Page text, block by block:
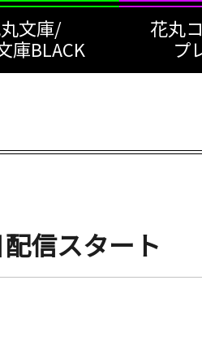
文庫/
庫BLACK
花丸
プ
信スタート